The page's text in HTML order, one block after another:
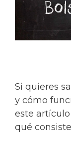
Si quieres
y cómo
este
qué